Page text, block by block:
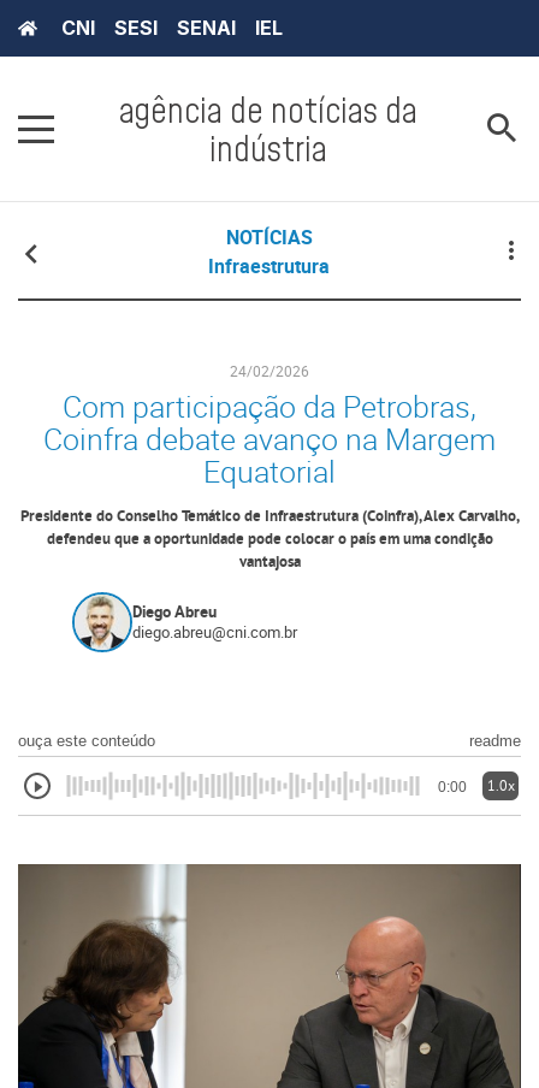
CNI SESI SENAI IEL
agência de notícias da
indústria
NOTÍCIAS
Infraestrutura
24/02/2026
Com participação da Petrobras,
Coinfra debate avanço na Margem
Equatorial
Presidente do Conselho Temático de Infraestrutura (Coinfra), Alex Carvalho,
defendeu que a oportunidade pode colocar o país em uma condição
vantajosa
Diego Abreu
diego.abreu@cni.com.br
ouça este conteúdo readme
0:00 1.0x